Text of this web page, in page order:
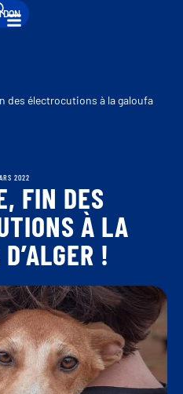
DON
des électrocutions à la galoufa
2022
FIN DES
À LA
!